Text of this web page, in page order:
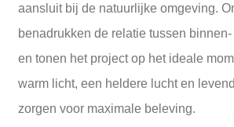
aansluit bij de natuurlijke omgeving.
benadrukken de relatie tussen
en tonen het project op het ideale
warm licht, een heldere lucht en
zorgen voor maximale beleving.